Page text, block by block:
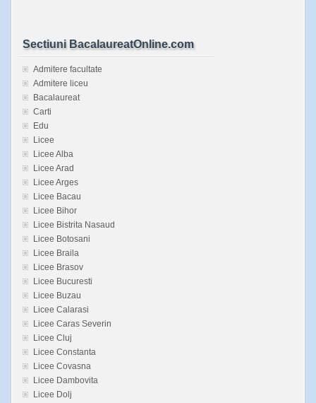
Sectiuni BacalaureatOnline.com
Admitere facultate
Admitere liceu
Bacalaureat
Carti
Edu
Licee
Licee Alba
Licee Arad
Licee Arges
Licee Bacau
Licee Bihor
Licee Bistrita Nasaud
Licee Botosani
Licee Braila
Licee Brasov
Licee Bucuresti
Licee Buzau
Licee Calarasi
Licee Caras Severin
Licee Cluj
Licee Constanta
Licee Covasna
Licee Dambovita
Licee Dolj